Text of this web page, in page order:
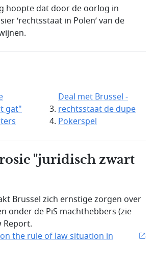
hoopte dat door de oorlog in
‘rechtsstaat in Polen’ van de
gat"
Deal met Brussel -
rechtsstaat de dupe
Pokerspel
"juridisch zwart
Brussel zich ernstige zorgen over
onder de PiS machthebbers (zie
Report.
the rule of law situation in